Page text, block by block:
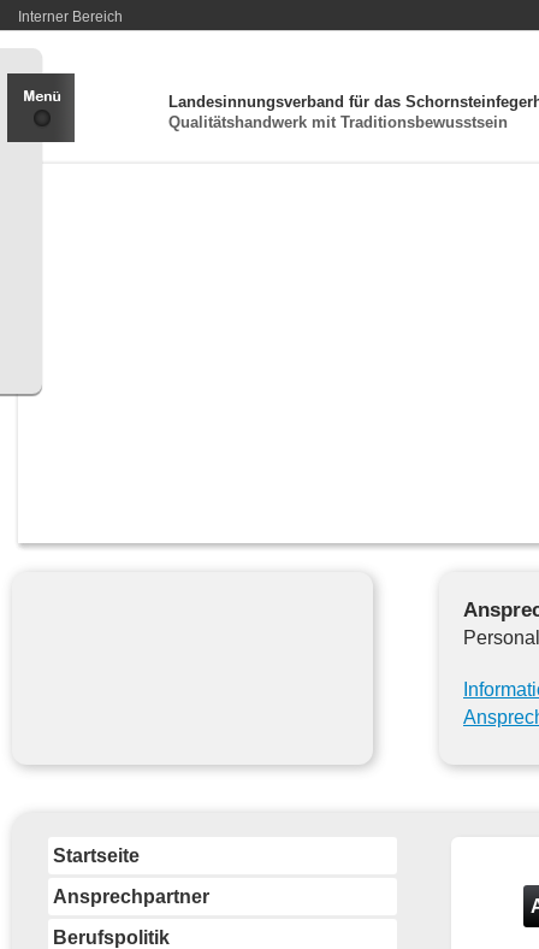
Interner Bereich
Landesinnungsverband für das
Qualitätshandwerk mit Traditionsbewusstsein
Startseite
Ansprechpartner
Berufspolitik